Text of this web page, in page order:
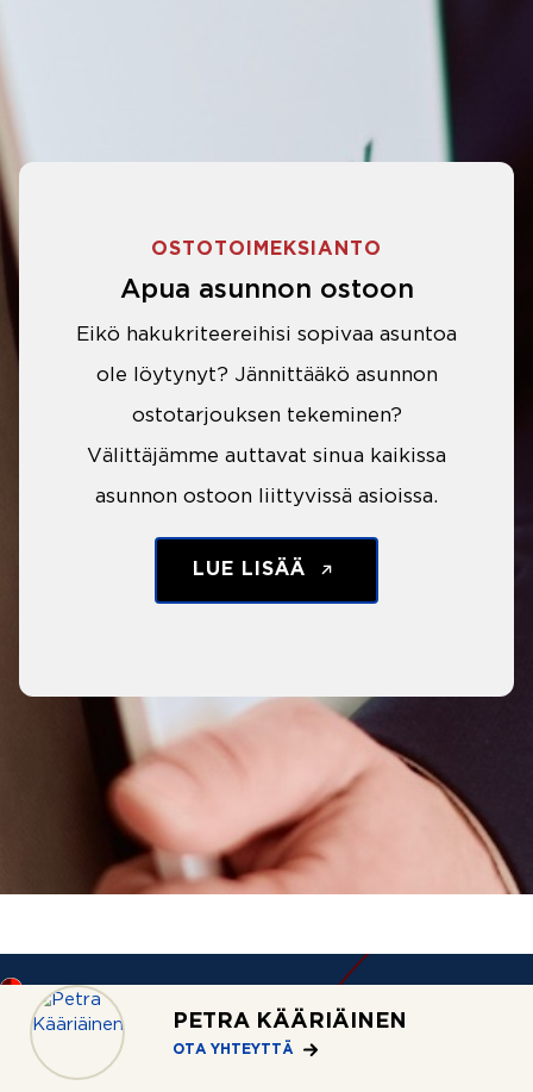
PETRA KÄÄRIÄINEN
OTA YHTEYTTÄ
OSTOTOIMEKSIANTO
Apua asunnon ostoon
Eikö hakukriteereihisi sopivaa asuntoa
ole löytynyt? Jännittääkö asunnon
ostotarjouksen tekeminen?
Välittäjämme auttavat sinua kaikissa
asunnon ostoon liittyvissä asioissa.
LUE LISÄÄ